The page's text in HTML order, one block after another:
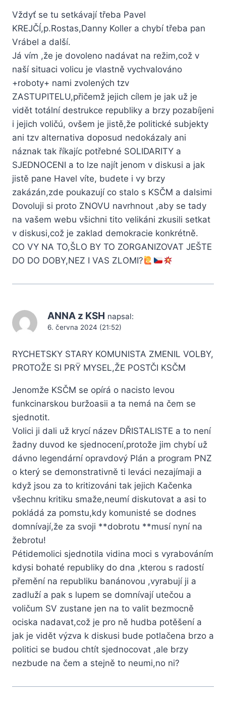
Vždyť se tu setkávají třeba Pavel
KREJČÍ,p.Rostas,Danny Koller a chybí třeba pan
Vrábel a další.
Já vím ,že je dovoleno nadávat na režim,což v
naší situaci volicu je vlastně vychvalováno
+roboty+ nami zvolených tzv
ZASTUPITELU,přičemž jejich cílem je jak už je
vidět totální destrukce republiky a brzy pozabíjeni
i jejich voličú, ovšem je jistě,že politické subjekty
ani tzv alternativa doposud nedokázaly ani
náznak tak říkajíc potřebné SOLIDARITY a
SJEDNOCENI a to lze najít jenom v diskusi a jak
jistě pane Havel víte, budete i vy brzy
zakázán,zde poukazují co stalo s KSČM a dalsimi
Dovoluji si proto ZNOVU navrhnout ,aby se tady
na vašem webu všichni tito velikáni zkusili setkat
v diskusi,což je zaklad demokracie konkrétně.
CO VY NA TO,ŠLO BY TO ZORGANIZOVAT JEŠTE
DO DO DOBY,NEZ I VAS ZLOMI?
ANNA z KSH napsal:
6. června 2024 (21:52)
RYCHETSKY STARY KOMUNISTA ZMENIL VOLBY,
PROTOŽE SI PRŸ MYSEL,ŽE POSTČI KSČM
Jenomže KSČM se opírá o nacisto levou
funkcinarskou buržoasii a ta nemá na čem se
sjednotit.
Volici ji dali už krycí název DŘISTALISTE a to není
žadny duvod ke sjednocení,protože jim chybí už
dávno legendární opravdový Plán a program PNZ
o který se demonstrativně ti leváci nezajímaji a
když jsou za to kritizováni tak jejich Kačenka
všechnu kritiku smaže,neumí diskutovat a asi to
pokládá za pomstu,kdy komunisté se dodnes
domnívají,že za svoji **dobrotu **musí nyní na
žebrotu!
Pétidemolici sjednotila vidina moci s vyrabováním
kdysi bohaté republiky do dna ,kterou s radostí
přemění na republiku banánovou ,vyrabují ji a
zadluží a pak s lupem se domnívají utečou a
voličum SV zustane jen na to valit bezmocně
ociska nadavat,což je pro ně hudba potěšení a
jak je vidět výzva k diskusi bude potlačena brzo a
politici se budou chtít sjednocovat ,ale brzy
nezbude na čem a stejně to neumi,no ni?